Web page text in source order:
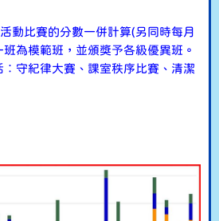
動比賽的分數一併計算(另同時每月
為模範班，並頒獎予各級優異班。
守紀律大賽、課室秩序比賽、清潔